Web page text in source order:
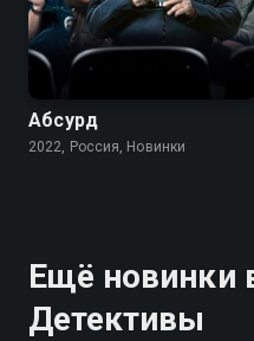
Абсурд
2022, Россия, Новинки
Ещё новинки
Детективы